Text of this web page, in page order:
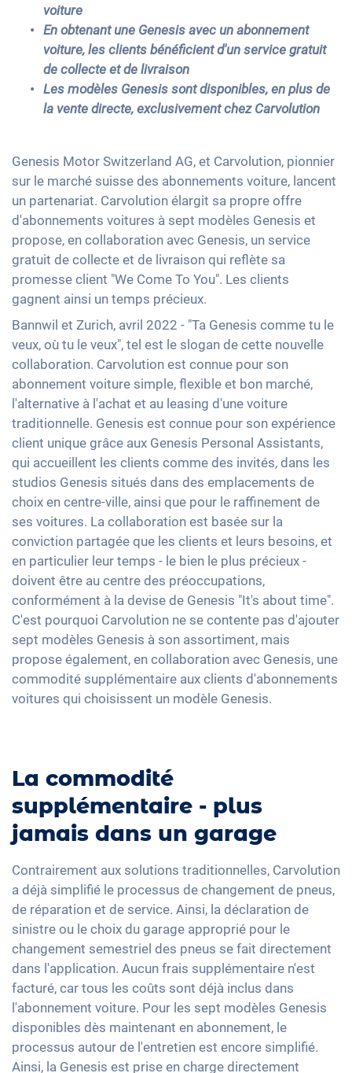
voiture
En obtenant une Genesis avec un abonnement
voiture, les clients bénéficient d'un service gratuit
de collecte et de livraison
Les modèles Genesis sont disponibles, en plus de
la vente directe, exclusivement chez Carvolution
Genesis Motor Switzerland AG, et Carvolution, pionnier
sur le marché suisse des abonnements voiture, lancent
un partenariat. Carvolution élargit sa propre offre
d'abonnements voitures à sept modèles Genesis et
propose, en collaboration avec Genesis, un service
gratuit de collecte et de livraison qui reflète sa
promesse client "We Come To You". Les clients
gagnent ainsi un temps précieux.
Bannwil et Zurich, avril 2022 - "Ta Genesis comme tu le
veux, où tu le veux", tel est le slogan de cette nouvelle
collaboration. Carvolution est connue pour son
abonnement voiture simple, flexible et bon marché,
l'alternative à l'achat et au leasing d'une voiture
traditionnelle. Genesis est connue pour son expérience
client unique grâce aux Genesis Personal Assistants,
qui accueillent les clients comme des invités, dans les
studios Genesis situés dans des emplacements de
choix en centre-ville, ainsi que pour le raffinement de
ses voitures. La collaboration est basée sur la
conviction partagée que les clients et leurs besoins, et
en particulier leur temps - le bien le plus précieux -
doivent être au centre des préoccupations,
conformément à la devise de Genesis "It's about time".
C'est pourquoi Carvolution ne se contente pas d'ajouter
sept modèles Genesis à son assortiment, mais
propose également, en collaboration avec Genesis, une
commodité supplémentaire aux clients d'abonnements
voitures qui choisissent un modèle Genesis.
La commodité
supplémentaire - plus
jamais dans un garage
Contrairement aux solutions traditionnelles, Carvolution
a déjà simplifié le processus de changement de pneus,
de réparation et de service. Ainsi, la déclaration de
sinistre ou le choix du garage approprié pour le
changement semestriel des pneus se fait directement
dans l'application. Aucun frais supplémentaire n'est
facturé, car tous les coûts sont déjà inclus dans
l'abonnement voiture. Pour les sept modèles Genesis
disponibles dès maintenant en abonnement, le
processus autour de l'entretien est encore simplifié.
Ainsi, la Genesis est prise en charge directement